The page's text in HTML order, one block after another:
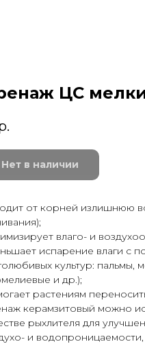
ЦС
Нет в наличии
от корней излишнюю
влаго- и
испарение влаги с
культур:
и др.);
растениям
керамзитовый можно
рыхлителя для
и